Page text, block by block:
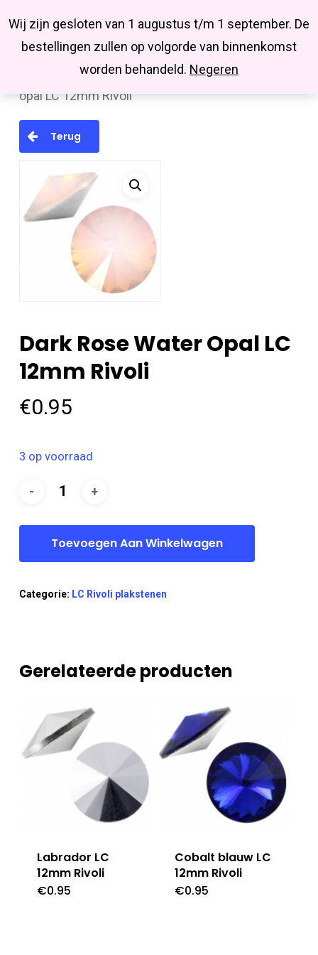
Wij zijn gesloten van 1 augustus t/m 1 september. De
bestellingen zullen op volgorde van binnenkomst
worden behandeld. Negeren
main
Missbluesieraden
searchaccount
LC Rivoli plakstenen
Dark rose water
opal LC 12mm Rivoli
Terug
Dark Rose Water Opal LC
12mm Rivoli
€0.95
3 op voorraad
Toevoegen Aan Winkelwagen
Categorie: LC Rivoli plakstenen
Gerelateerde producten
Labrador LC
12mm Rivoli
€0.95
Cobalt blauw LC
12mm Rivoli
€0.95
Close